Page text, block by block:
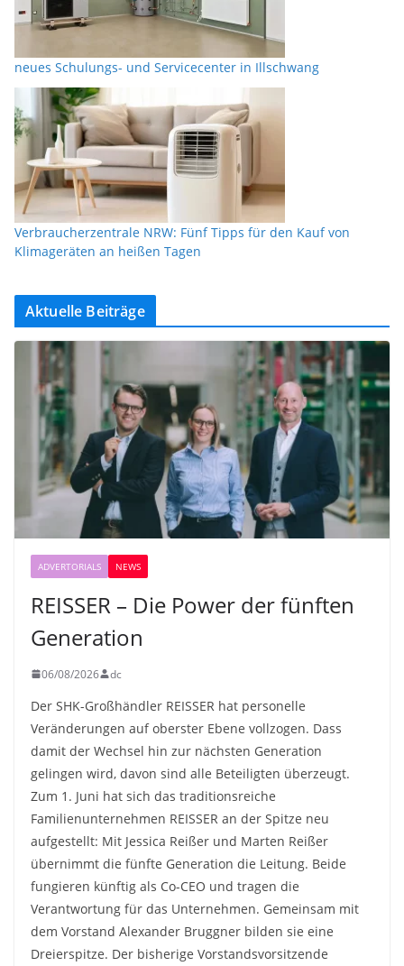
neues Schulungs- und Servicecenter in Illschwang
Verbraucherzentrale NRW: Fünf Tipps für den Kauf von
Klimageräten an heißen Tagen
Aktuelle Beiträge
ADVERTORIALS NEWS
REISSER – Die Power der fünften
Generation
06/08/2026 dc
Der SHK-Großhändler REISSER hat personelle
Veränderungen auf oberster Ebene vollzogen. Dass
damit der Wechsel hin zur nächsten Generation
gelingen wird, davon sind alle Beteiligten überzeugt.
Zum 1. Juni hat sich das traditionsreiche
Familienunternehmen REISSER an der Spitze neu
aufgestellt: Mit Jessica Reißer und Marten Reißer
übernimmt die fünfte Generation die Leitung. Beide
fungieren künftig als Co-CEO und tragen die
Verantwortung für das Unternehmen. Gemeinsam mit
dem Vorstand Alexander Bruggner bilden sie eine
Dreierspitze. Der bisherige Vorstandsvorsitzende